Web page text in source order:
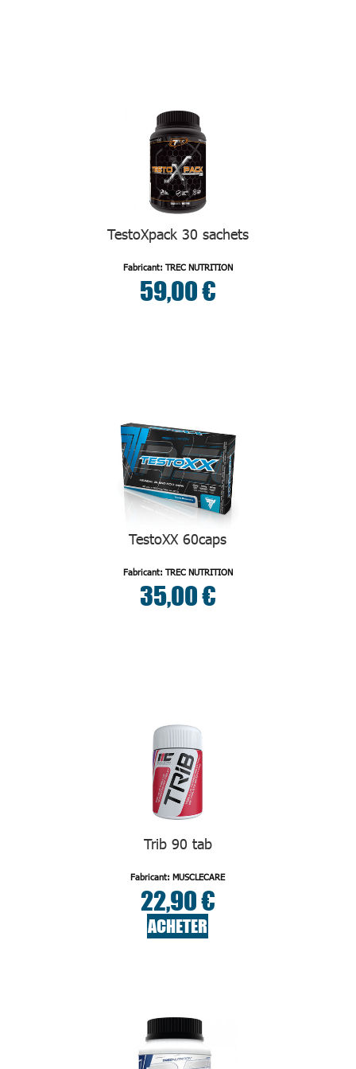
TestoXpack 30 sachets
Fabricant: TREC NUTRITION
59,00 €
TestoXX 60caps
Fabricant: TREC NUTRITION
35,00 €
Trib 90 tab
Fabricant: MUSCLECARE
22,90 €
ACHETER